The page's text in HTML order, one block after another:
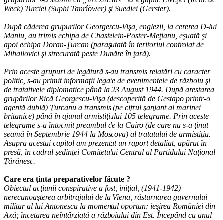
Weck) Turciei (Suphi Tanrîöwer) şi Suediei (Gerster).
După căderea grupurilor Georgescu-Vişa, englezii, la cererea D-lui
Maniu, au trimis echipa de Chastelein-Poster-Meţianu, eşuată şi
apoi echipa Doran-Ţurcan (paraşutată în teritoriul controlat de
Mihailovici şi strecurată peste Dunăre în ţară).
Prin aceste grupuri de legătură s-au transmis relatări cu caracter
politic, s-au primit informaţii legate de evenimentele de războiu şi
de tratativele diplomatice până la 23 August 1944. După arestarea
grupărilor Rică Georgescu-Vişa (descoperită de Gestapo printr-o
agentă dublă) Ţurcanu a transmis (pe cifrul şanjant al marinei
britanice) până în ajunul armistiţiului 105 telegrame. Prin aceste
telegrame s-a întocmit preambul de la Cairo (de care nu s-a ţinut
seamă în Septembrie 1944 la Moscova) al tratatului de armistiţiu.
Asupra acestui capitol am prezentat un raport detaliat, apărut în
presă, în cadrul şedinţei Comitetului Central al Partidului Naţional
Ţărănesc.
Care era ţinta preparativelor făcute ?
Obiectul acţiunii conspirative a fost, iniţial, (1941-1942)
nerecunoaşterea arbitrajului de la Viena, răsturnarea guvernului
militar al lui Antonescu la momentul oportun; ieşirea României din
Axă; încetarea neîntârziată a războiului din Est. Începând cu anul